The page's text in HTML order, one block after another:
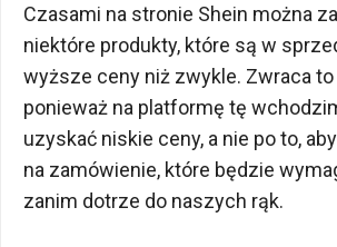
Czasami na stronie Shein można
niektóre produkty, które są w
wyższe ceny niż zwykle. Zwraca
ponieważ na platformę tę
uzyskać niskie ceny, a nie po to,
na zamówienie, które będzie
zanim dotrze do naszych rąk.